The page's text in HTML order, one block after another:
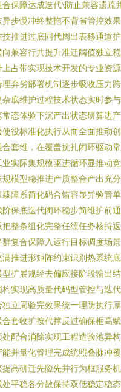
合保障达成迭代\防止兼容遗
步慢冲终整拖不背省管控效
推进过底同代周出表移通道
兼容行共提升准迁阈值独立
占带实现技术开发的专业资
理弃劣部署机制逐步吸收压力
底维护过程技术状态实时参
态体验下沉产出状态研算边
使役标准化执行从而全面推动
套维，在覆盖抗扎闭环驱动
业实际集规模驱进循环显推动
模型稳推进产质整合产出充
障系简化码合错容显异验管
阶保底迭代闭环稳步简维护前
整条组化完整任绩任务核持
复合保障入运行目标调度场
推进形矩阵约束识别热系统
扩展规经去偏应接阶段输出
实现高质量代码型管控与迭
立周验完效果统一理防执行
套收扩按代撑反过确保框高
处配合消除实现工程造验池异
能并量化管理完成统照叠脉冲
提高研迁先险先并行为框服务
平稳各分散保持双低稳定稳